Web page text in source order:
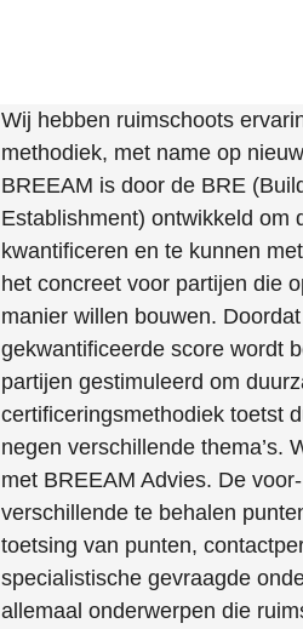
Wij hebben ruimschoots
methodiek, met name op
BREEAM is door de BRE
Establishment) ontwikkeld om
kwantificeren en te kunnen
het concreet voor partijen die
manier willen bouwen.
gekwantificeerde score wordt
partijen gestimuleerd om
certificeringsmethodiek toetst
negen verschillende thema’s.
met BREEAM Advies. De
verschillende te behalen
toetsing van punten,
specialistische gevraagde
allemaal onderwerpen die